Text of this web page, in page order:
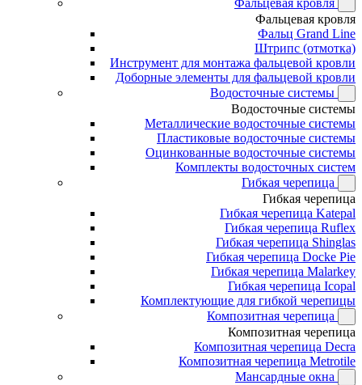
Фальцевая кровля
Фальцевая кровля
Фальц Grand Line
Штрипс (отмотка)
Инструмент для монтажа фальцевой кровли
Доборные элементы для фальцевой кровли
Водосточные системы
Водосточные системы
Металлические водосточные системы
Пластиковые водосточные системы
Оцинкованные водосточные системы
Комплекты водосточных систем
Гибкая черепица
Гибкая черепица
Гибкая черепица Katepal
Гибкая черепица Ruflex
Гибкая черепица Shinglas
Гибкая черепица Docke Pie
Гибкая черепица Malarkey
Гибкая черепица Icopal
Комплектующие для гибкой черепицы
Композитная черепица
Композитная черепица
Композитная черепица Decra
Композитная черепица Metrotile
Мансардные окна